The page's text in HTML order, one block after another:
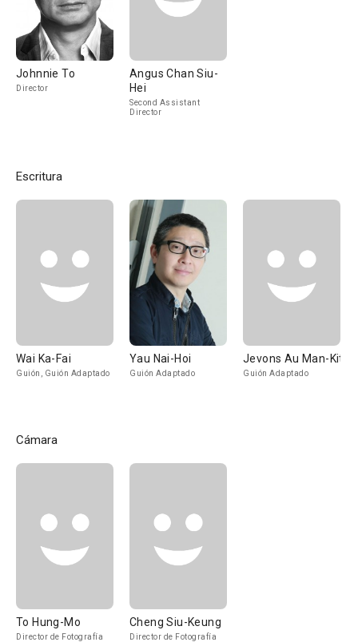
Johnnie To
Director
Angus Chan Siu-
Hei
Second Assistant
Director
Escritura
Wai Ka-Fai
Guión, Guión Adaptado
Yau Nai-Hoi
Guión Adaptado
Jevons Au Man-Kit
Guión Adaptado
Cámara
To Hung-Mo
Director de Fotografía
Cheng Siu-Keung
Director de Fotografía